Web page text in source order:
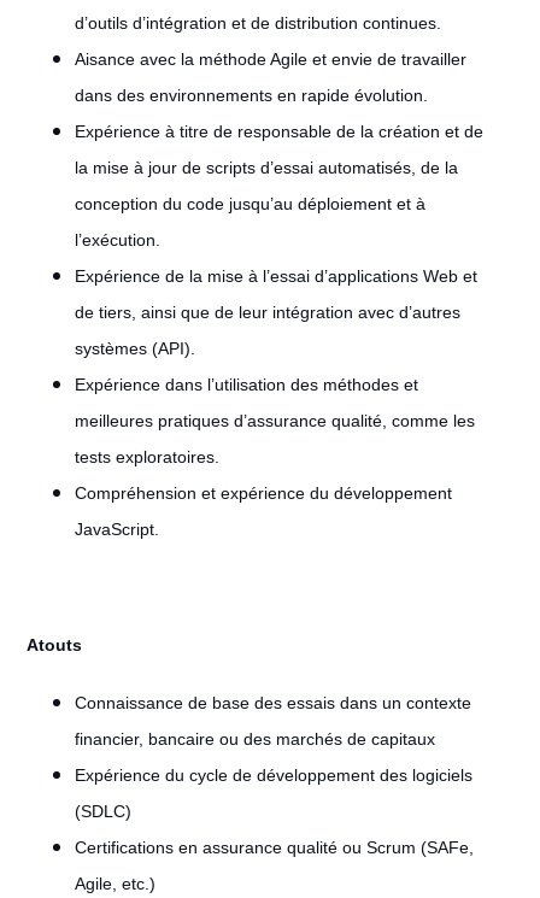
d’outils d’intégration et de distribution continues.
Aisance avec la méthode Agile et envie de travailler
dans des environnements en rapide évolution.
Expérience à titre de responsable de la création et de
la mise à jour de scripts d’essai automatisés, de la
conception du code jusqu’au déploiement et à
l’exécution.
Expérience de la mise à l’essai d’applications Web et
de tiers, ainsi que de leur intégration avec d’autres
systèmes (API).
Expérience dans l’utilisation des méthodes et
meilleures pratiques d’assurance qualité, comme les
tests exploratoires.
Compréhension et expérience du développement
JavaScript.
Atouts
Connaissance de base des essais dans un contexte
financier, bancaire ou des marchés de capitaux
Expérience du cycle de développement des logiciels
(SDLC)
Certifications en assurance qualité ou Scrum (SAFe,
Agile, etc.)